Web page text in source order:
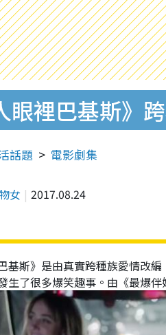
眼裡巴基斯
話題 電影劇集
女 2017.08.24
基斯》是由真實跨種族愛情改
生了很多爆笑趣事。由《最爆